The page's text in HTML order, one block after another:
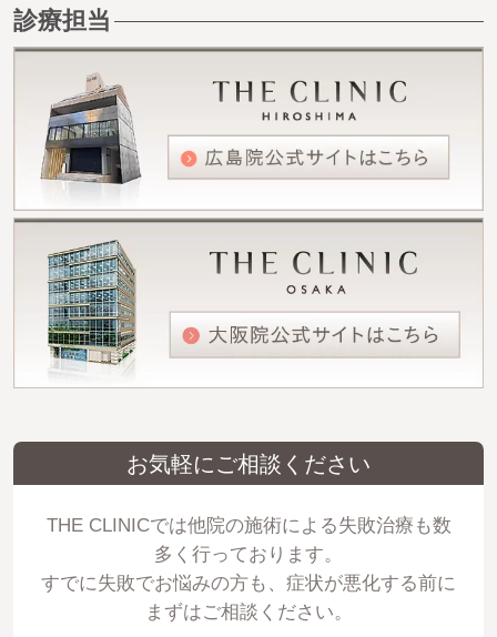
診療担当
お気軽にご相談ください
THE CLINICでは他院の施術による失敗治療も数
多く行っております。
すでに失敗でお悩みの方も、症状が悪化する前に
まずはご相談ください。